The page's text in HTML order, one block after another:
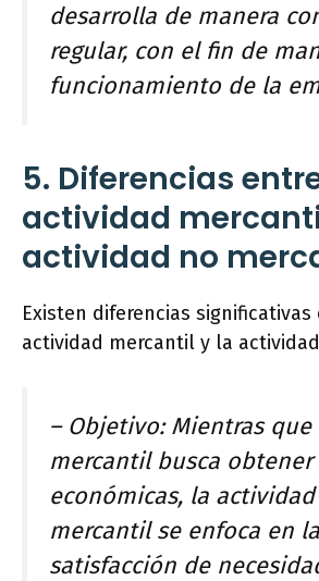
desarrolla de manera
regular, con el fin de
funcionamiento de la
5. Diferencias
actividad
actividad no
Existen diferencias
actividad mercantil y la
– Objetivo: Mientras
mercantil busca obtener
económicas, la
mercantil se enfoca en la
satisfacción de